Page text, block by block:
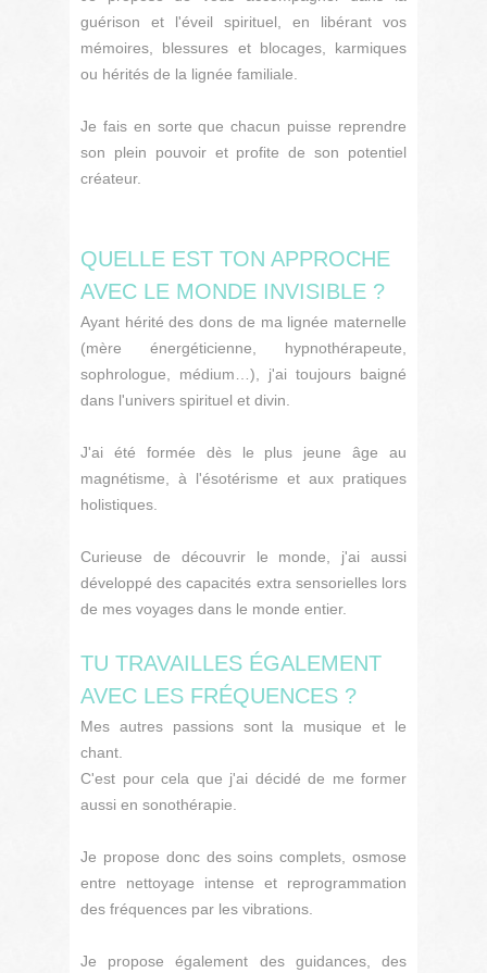
guérison et l'éveil spirituel, en libérant vos
mémoires, blessures et blocages, karmiques
ou hérités de la lignée familiale.
Je fais en sorte que chacun puisse reprendre
son plein pouvoir et profite de son potentiel
créateur.
QUELLE EST TON APPROCHE
AVEC LE MONDE INVISIBLE ?
Ayant hérité des dons de ma lignée maternelle
(mère énergéticienne, hypnothérapeute,
sophrologue, médium…), j'ai toujours baigné
dans l'univers spirituel et divin.
J'ai été formée dès le plus jeune âge au
magnétisme, à l'ésotérisme et aux pratiques
holistiques.
Curieuse de découvrir le monde, j'ai aussi
développé des capacités extra sensorielles lors
de mes voyages dans le monde entier.
TU TRAVAILLES ÉGALEMENT
AVEC LES FRÉQUENCES ?
Mes autres passions sont la musique et le
chant.
C'est pour cela que j'ai décidé de me former
aussi en sonothérapie.
Je propose donc des soins complets, osmose
entre nettoyage intense et reprogrammation
des fréquences par les vibrations.
Je propose également des guidances, des